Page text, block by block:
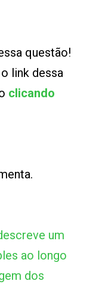
questão!
link dessa
clicando
um
ao longo
dos